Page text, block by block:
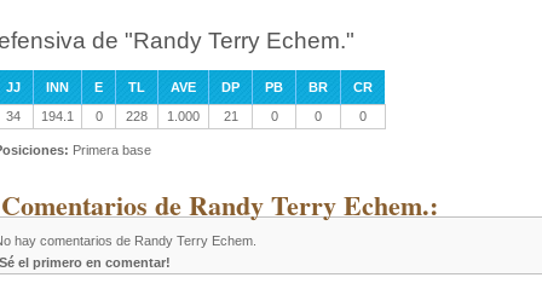
de "Randy Terry Echem."
JJ INN E TL AVE DP PB BR
CR
34
194.1 0 228 1.000 21 0 0 0
Primera base
de Randy Terry Echem.:
hay comentarios de Randy Terry Echem.
el primero en comentar!